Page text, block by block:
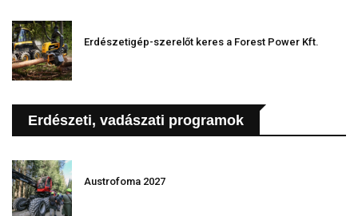
Erdészetigép-szerelőt keres a Forest Power Kft.
Erdészeti, vadászati programok
Austrofoma 2027